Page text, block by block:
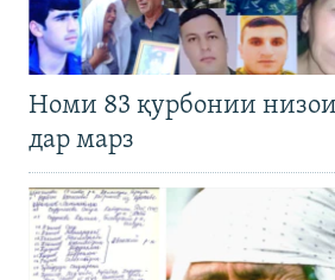
Номи 83 қурбонии низои
дар марз